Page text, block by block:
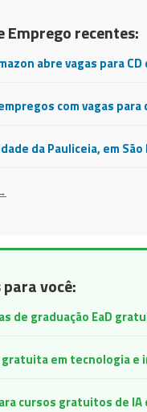
Emprego recentes:
abre vagas para
com vagas
da Pauliceia, em
você:
de graduação EaD
gratuita em tecnologia
cursos gratuitos de IA